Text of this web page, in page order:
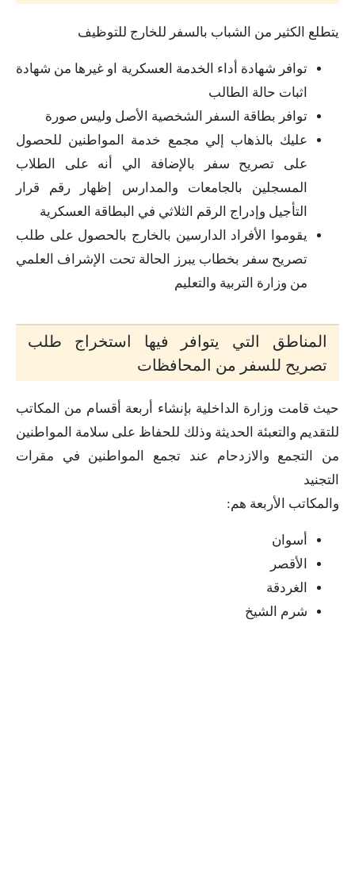
يتطلع الكثير من الشباب بالسفر للخارج للتوظيف
توافر شهادة أداء الخدمة العسكرية او غيرها من شهادة
اثبات حالة الطالب
توافر بطاقة السفر الشخصية الأصل وليس صورة
عليك بالذهاب إلي مجمع خدمة المواطنين للحصول
على تصريح سفر بالإضافة الي أنه على الطلاب
المسجلين بالجامعات والمدارس إظهار رقم قرار
التأجيل وإدراج الرقم الثلاثي في البطاقة العسكرية
يقوموا الأفراد الدارسين بالخارج بالحصول على طلب
تصريح سفر بخطاب يبرز الحالة تحت الإشراف العلمي
من وزارة التربية والتعليم
المناطق التي يتوافر فيها استخراج طلب
تصريح للسفر من المحافظات
حيث قامت وزارة الداخلية بإنشاء أربعة أقسام من المكاتب
للتقديم والتعبئة الحديثة وذلك للحفاظ على سلامة المواطنين
من التجمع والازدحام عند تجمع المواطنين في مقرات
التجنيد
والمكاتب الأربعة هم:
أسوان
الأقصر
الغردقة
شرم الشيخ